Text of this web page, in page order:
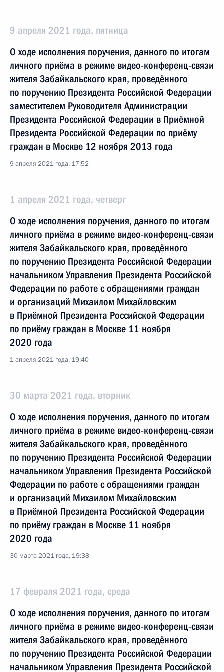
9 апреля 2021 года, пятница
О ходе исполнения поручения, данного по итогам
личного приёма в режиме видео-конференц-связи
жителя Забайкальского края, проведённого
по поручению Президента Российской Федерации
заместителем Руководителя Администрации
Президента Российской Федерации в Приёмной
Президента Российской Федерации по приёму
граждан в Москве 12 ноября 2013 года
9 апреля 2021 года, 17:52
1 апреля 2021 года, четверг
О ходе исполнения поручения, данного по итогам
личного приёма в режиме видео-конференц-связи
жителя Забайкальского края, проведённого
по поручению Президента Российской Федерации
начальником Управления Президента Российской
Федерации по работе с обращениями граждан
и организаций Михаилом Михайловским
в Приёмной Президента Российской Федерации
по приёму граждан в Москве 11 ноября
2020 года
1 апреля 2021 года, 19:40
30 марта 2021 года, вторник
О ходе исполнения поручения, данного по итогам
личного приёма в режиме видео-конференц-связи
жителя Забайкальского края, проведённого
по поручению Президента Российской Федерации
начальником Управления Президента Российской
Федерации по работе с обращениями граждан
и организаций Михаилом Михайловским
в Приёмной Президента Российской Федерации
по приёму граждан в Москве 11 ноября
2020 года
30 марта 2021 года, 19:38
17 февраля 2021 года, среда
О ходе исполнения поручения, данного по итогам
личного приёма в режиме видео-конференц-связи
жителя Забайкальского края, проведённого
по поручению Президента Российской Федерации
начальником Управления Президента Российской